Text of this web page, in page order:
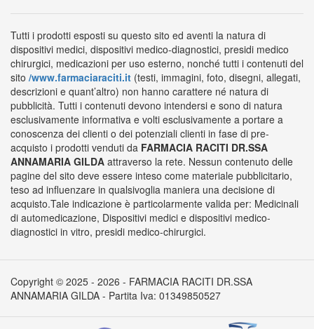
Tutti i prodotti esposti su questo sito ed aventi la natura di
dispositivi medici, dispositivi medico-diagnostici, presidi medico
chirurgici, medicazioni per uso esterno, nonché tutti i contenuti del
sito /www.farmaciaraciti.it (testi, immagini, foto, disegni, allegati,
descrizioni e quant’altro) non hanno carattere né natura di
pubblicità. Tutti i contenuti devono intendersi e sono di natura
esclusivamente informativa e volti esclusivamente a portare a
conoscenza dei clienti o dei potenziali clienti in fase di pre-
acquisto i prodotti venduti da FARMACIA RACITI DR.SSA
ANNAMARIA GILDA attraverso la rete. Nessun contenuto delle
pagine del sito deve essere inteso come materiale pubblicitario,
teso ad influenzare in qualsivoglia maniera una decisione di
acquisto.Tale indicazione è particolarmente valida per: Medicinali
di automedicazione, Dispositivi medici e dispositivi medico-
diagnostici in vitro, presidi medico-chirurgici.
Copyright © 2025 - 2026 - FARMACIA RACITI DR.SSA
ANNAMARIA GILDA - Partita Iva: 01349850527